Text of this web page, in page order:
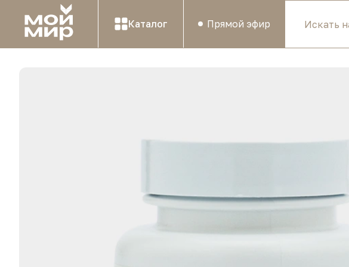
Каталог Прямой эфир